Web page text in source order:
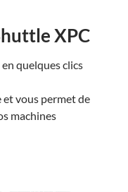
XPC
quelques clics
vous permet de
machines